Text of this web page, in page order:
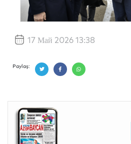
17 Май 2026 13:38
Paylaş: